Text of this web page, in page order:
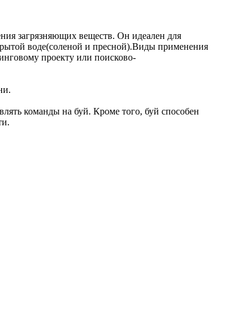
загрязняющих веществ. Он идеален для
воде(соленой и пресной).Виды применения
проекту или поисково-
команды на буй. Кроме того, буй способен